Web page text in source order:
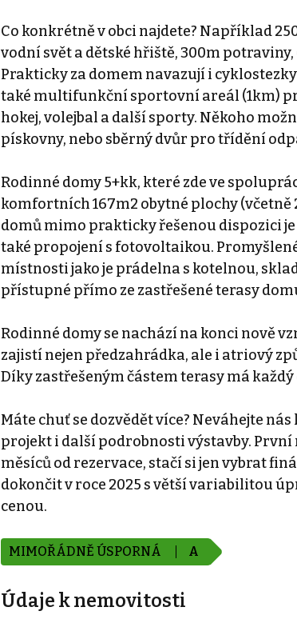
Co konkrétně v obci najdete? Například
vodní svět a dětské hřiště, 300m
Prakticky za domem navazují i
také multifunkční sportovní areál (1km)
hokej, volejbal a další sporty. Někoho
pískovny, nebo sběrný dvůr pro třídění
Rodinné domy 5+kk, které zde ve
komfortních 167m2 obytné plochy
domů mimo prakticky řešenou dispozici
také propojení s fotovoltaikou.
místnosti jako je prádelna s kotelnou,
přístupné přímo ze zastřešené terasy
Rodinné domy se nachází na konci nově
zajistí nejen předzahrádka, ale i atriový
Díky zastřešeným částem terasy má
Máte chuť se dozvědět více? Neváhejte
projekt i další podrobnosti výstavby.
měsíců od rezervace, stačí si jen vybrat
dokončit v roce 2025 s větší variabilitou
cenou.
MIMOŘÁDNĚ ÚSPORNÁ A
Údaje k nemovitosti